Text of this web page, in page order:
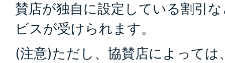
賛店が独自に設定している割引
ビスが受けられます。
(注意)ただし、協賛店によっては